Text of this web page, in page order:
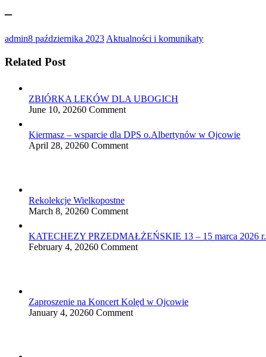
–
admin8 października 2023 Aktualności i komunikaty
Related Post
ZBIÓRKA LEKÓW DLA UBOGICH
June 10, 20260 Comment
Kiermasz – wsparcie dla DPS o.Albertynów w Ojcowie
April 28, 20260 Comment
Rekolekcje Wielkopostne
March 8, 20260 Comment
KATECHEZY PRZEDMAŁŻEŃSKIE 13 – 15 marca 2026 r.
February 4, 20260 Comment
Zaproszenie na Koncert Kolęd w Ojcowie
January 4, 20260 Comment